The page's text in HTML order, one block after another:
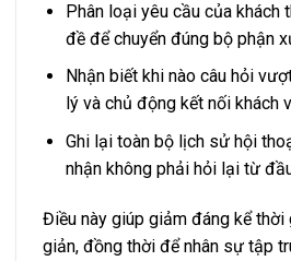
Phân loại yêu cầu của khách
đề để chuyển đúng bộ phận
Nhận biết khi nào câu hỏi
lý và chủ động kết nối khách
Ghi lại toàn bộ lịch sử hội
nhận không phải hỏi lại từ
Điều này giúp giảm đáng kể
giản, đồng thời để nhân sự tập